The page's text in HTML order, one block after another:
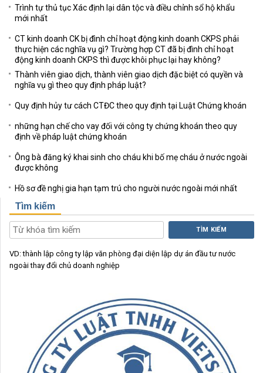
Trình tự thủ tục Xác định lại dân tộc và điều chỉnh sổ hộ khẩu
mới nhất
CT kinh doanh CK bị đình chỉ hoạt động kinh doanh CKPS phải
thực hiện các nghĩa vụ gì? Trường hợp CT đã bị đình chỉ hoạt
động kinh doanh CKPS thì được khôi phục lại hay không?
Thành viên giao dịch, thành viên giao dịch đặc biệt có quyền và
nghĩa vụ gì theo quy định pháp luật?
Quy định hủy tư cách CTĐC theo quy định tại Luật Chứng khoán
những hạn chế cho vay đối với công ty chứng khoán theo quy
định về pháp luật chứng khoán
Ông bà đăng ký khai sinh cho cháu khi bố mẹ cháu ở nước ngoài
được không
Hồ sơ đề nghị gia hạn tạm trú cho người nước ngoài mới nhất
Tìm kiếm
TÌM KIẾM
VD:thành lập công ty lập văn phòng đại diện lập dự án đầu tư nước
ngoàithay đổi chủ doanh nghiệp